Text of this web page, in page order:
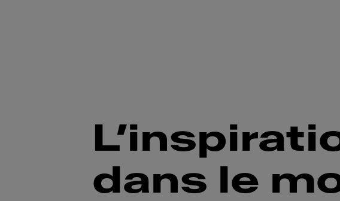
dans le